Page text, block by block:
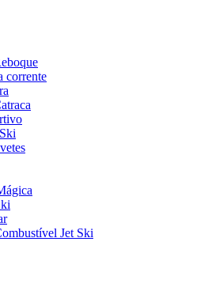
corrente
Jet Ski